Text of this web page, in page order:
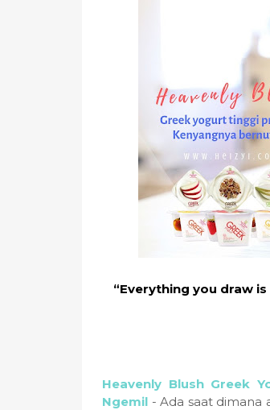
“Everything you draw
Heavenly Blush Greek
Ngemil - Ada saat dimana